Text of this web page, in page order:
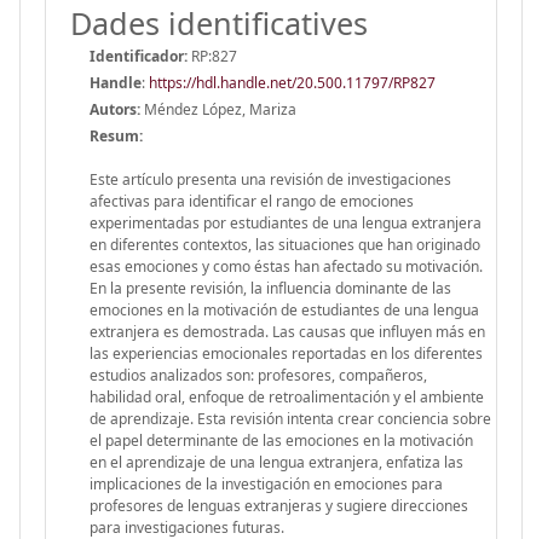
Dades identificatives
Identificador: RP:827
Handle: https://hdl.handle.net/20.500.11797/RP827
Autors: Méndez López, Mariza
Resum:
Este artículo presenta una revisión de investigaciones
afectivas para identificar el rango de emociones
experimentadas por estudiantes de una lengua extranjera
en diferentes contextos, las situaciones que han originado
esas emociones y como éstas han afectado su motivación.
En la presente revisión, la influencia dominante de las
emociones en la motivación de estudiantes de una lengua
extranjera es demostrada. Las causas que influyen más en
las experiencias emocionales reportadas en los diferentes
estudios analizados son: profesores, compañeros,
habilidad oral, enfoque de retroalimentación y el ambiente
de aprendizaje. Esta revisión intenta crear conciencia sobre
el papel determinante de las emociones en la motivación
en el aprendizaje de una lengua extranjera, enfatiza las
implicaciones de la investigación en emociones para
profesores de lenguas extranjeras y sugiere direcciones
para investigaciones futuras.